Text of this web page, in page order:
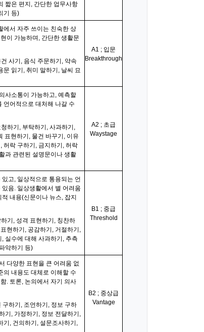
짧은 편지, 간단한 업무사항
기 등)
에서 자주 쓰이는 친숙한 상
이 가능하며, 간단한 생활문
사기, 음식 주문하기, 약속
문 읽기, 취미 말하기, 날씨 묘
A1 ; 입문
Breakthrough
사소통이 가능하고, 예측할
언어적으로 대처해 나갈 수
하기, 부탁하기, 사과하기,
표현하기, 물건 바꾸기, 이유
허락 구하기, 금지하기, 허락
과 관련된 설명문이나 생활
A2 ; 초급
Waystage
고, 일상적으로 통용되는 언
음. 일상생활에서 별 어려움
내용(신문이나 뉴스, 잡지
기, 성격 표현하기, 칭찬하
현하기, 공감하기, 거절하기,
실수에 대해 사과하기, 추측
악하기 등)
B1 ; 중급
Threshold
다양한 표현을 큰 어려움 없
의 내용도 대체로 이해할 수
. 토론, 논의에서 자기 의사
하기, 조언하기, 정보 구하
기, 가정하기, 정보 전달하기,
기, 건의하기, 설문조사하기,
B2 ; 중상급
Vantage